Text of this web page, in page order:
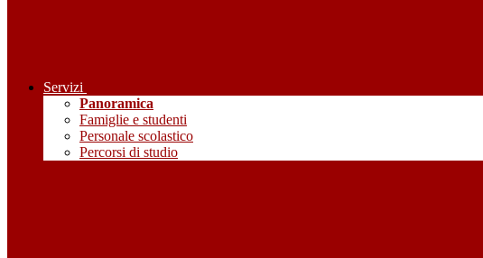
Servizi
Panoramica
Famiglie e studenti
Personale scolastico
Percorsi di studio